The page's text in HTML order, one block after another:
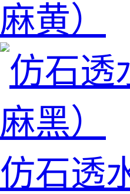
麻黄）
仿石透